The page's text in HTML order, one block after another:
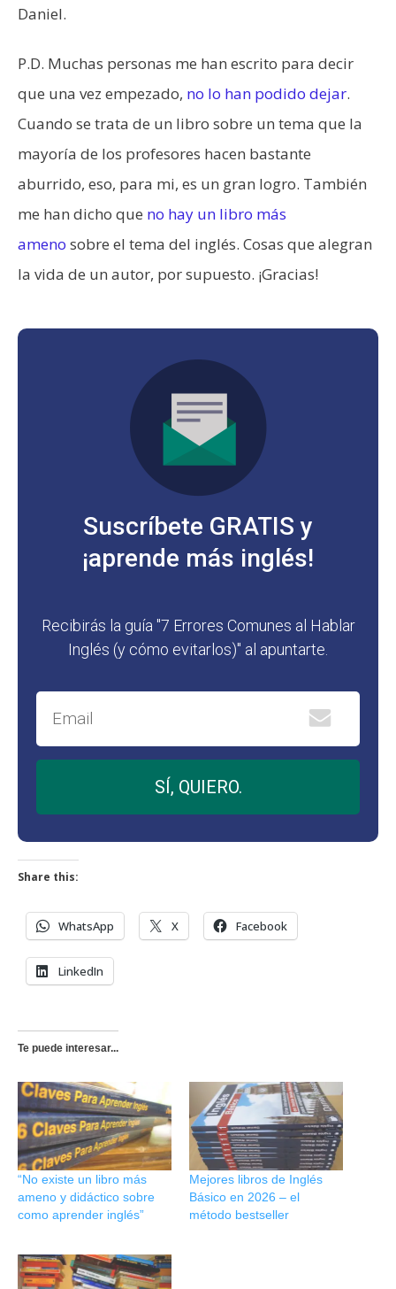
Daniel.
P.D. Muchas personas me han escrito para decir
que una vez empezado, no lo han podido dejar.
Cuando se trata de un libro sobre un tema que la
mayoría de los profesores hacen bastante
aburrido, eso, para mi, es un gran logro. También
me han dicho que no hay un libro más
ameno sobre el tema del inglés. Cosas que alegran
la vida de un autor, por supuesto. ¡Gracias!
Suscríbete GRATIS y
¡aprende más inglés!
Recibirás la guía "7 Errores Comunes al Hablar
Inglés (y cómo evitarlos)" al apuntarte.
SÍ, QUIERO.
Share this:
WhatsApp X Facebook
LinkedIn
Te puede interesar...
“No existe un libro más
ameno y didáctico sobre
como aprender inglés”
Mejores libros de Inglés
Básico en 2026 – el
método bestseller